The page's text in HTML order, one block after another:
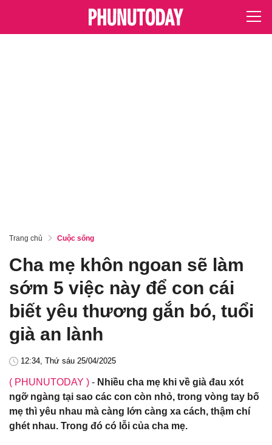
Trang chủ Cuộc sống
Cha mẹ khôn ngoan sẽ làm
sớm 5 việc này để con cái
biết yêu thương gắn bó, tuổi
già an lành
12:34, Thứ sáu 25/04/2025
( PHUNUTODAY ) - Nhiều cha mẹ khi về già đau xót
ngỡ ngàng tại sao các con còn nhỏ, trong vòng tay bố
mẹ thì yêu nhau mà càng lớn càng xa cách, thậm chí
ghét nhau. Trong đó có lỗi của cha mẹ.